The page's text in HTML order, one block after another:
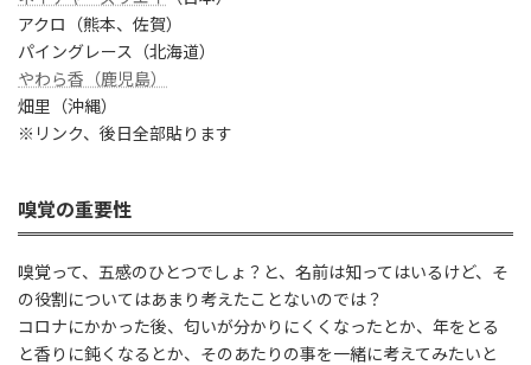
アクロ（熊本、佐賀）
パイングレース（北海道）
やわら香（鹿児島）
畑里（沖縄）
※リンク、後日全部貼ります
嗅覚の重要性
嗅覚って、五感のひとつでしょ？と、名前は知ってはいるけど、そ
の役割についてはあまり考えたことないのでは？
コロナにかかった後、匂いが分かりにくくなったとか、年をとる
と香りに鈍くなるとか、そのあたりの事を一緒に考えてみたいと